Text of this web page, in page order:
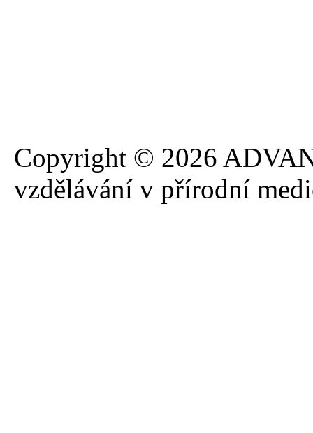
Copyright © 2026
vzdělávání v přírodní